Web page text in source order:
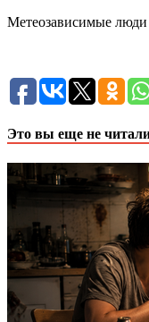
Метеозависимые люди
Это вы еще не